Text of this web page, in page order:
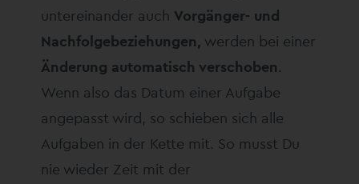
untereinander auch Vorgänger- und
Nachfolgebeziehungen, werden bei einer
Änderung automatisch verschoben.
Wenn also das Datum einer Aufgabe
angepasst wird, so schieben sich alle
Aufgaben in der Kette mit. So musst Du
nie wieder Zeit mit der